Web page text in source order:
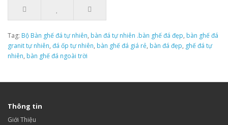
Tag: Bộ Bàn ghế đá tự nhiên, bàn đá tự nhiên .bàn ghế đá đẹp, bàn ghế đá
granit tự nhiên, đá ốp tự nhiên, bàn ghế đá giá rẻ, bàn đá đẹp, ghế đá tự
nhiên, bàn ghế đá ngoài trời
Thông tin
Giới Thiệu